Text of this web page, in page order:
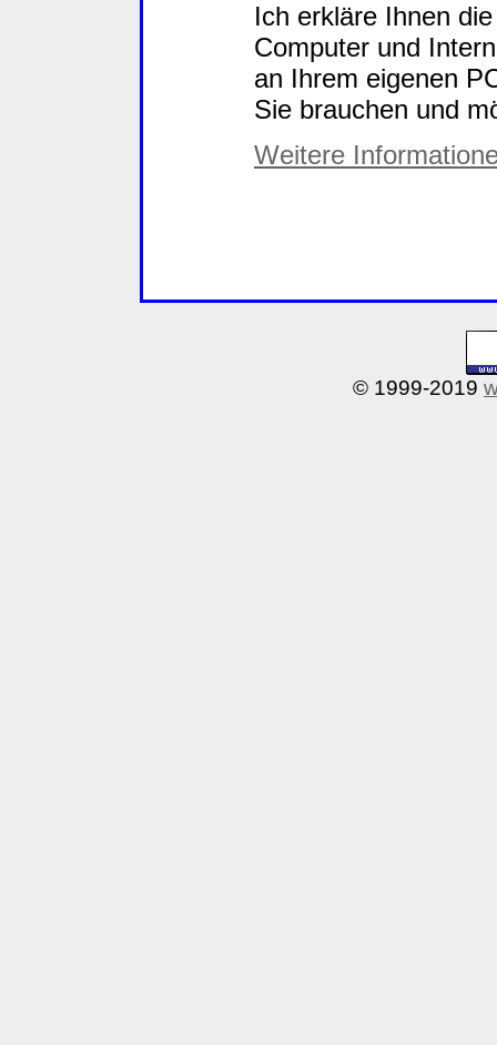
Ich erkläre Ihnen
Computer und
an Ihrem eigenen
Sie brauchen und
Weitere
© 1999-2019